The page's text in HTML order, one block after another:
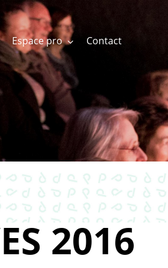
Espace pro Contact
2016